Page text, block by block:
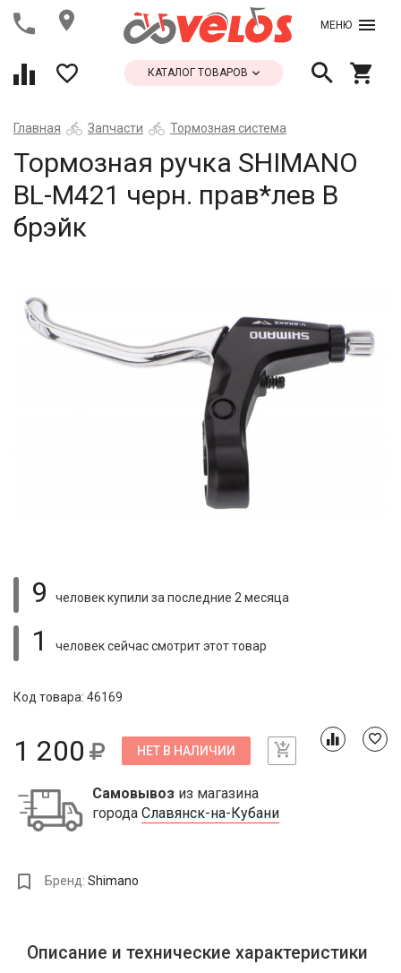
МЕНЮ
КАТАЛОГ ТОВАРОВ
Главная Запчасти Тормозная система
Тормозная ручка SHIMANO
BL-M421 черн. прав*лев В
брэйк
9 человек купили за последние 2 месяца
1 человек сейчас смотритэтот товар
Код товара: 46169
1 200 НЕТ В НАЛИЧИИ
Самовывоз из магазина
города Славянск-на-Кубани
Бренд: Shimano
Описание и технические характеристики